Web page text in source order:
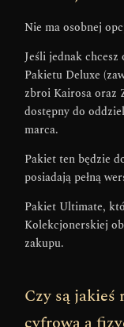
Nie ma osobnej
Jeśli jednak
Pakietu Deluxe
zbroi Kairosa oraz
dostępny do
marca.
Pakiet ten będzie
posiadają pełną
Pakiet Ultimate,
Kolekcjonerskiej
zakupu.
Czy są jakieś
cyfrową a